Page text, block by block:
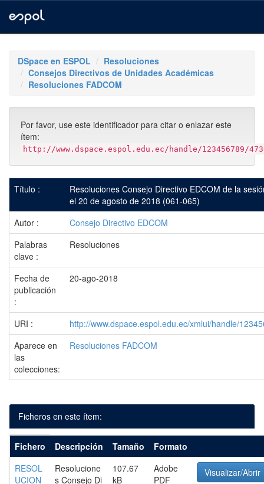
navigationDSpace en ESPOL
Resoluciones
Consejos Directivos de Unidades Académicas
Resoluciones FADCOM
Por favor, use este identificador para citar o enlazar este
ítem:
http://www.dspace.espol.edu.ec/handle/123456789/
Título :
Resoluciones Consejo Directivo EDCOM de la
el 20 de agosto de 2018 (061-065)
Autor :
Consejo Directivo EDCOM
Palabras
clave :
Resoluciones
Fecha de
publicación
:
20-ago-2018
URI :
http://www.dspace.espol.edu.ec/xmlui/handle/
Aparece en
las
colecciones:
Resoluciones FADCOM
Ficheros en este ítem:
Fichero Descripción Tamaño
Formato
RESOL
UCION
Resolucione
s Consejo Di
107.67
kB
Adobe
PDF
Visualizar/Abrir